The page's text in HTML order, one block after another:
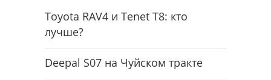
Toyota RAV4 и Tenet T8: кто
лучше?
Deepal S07 на Чуйском тракте